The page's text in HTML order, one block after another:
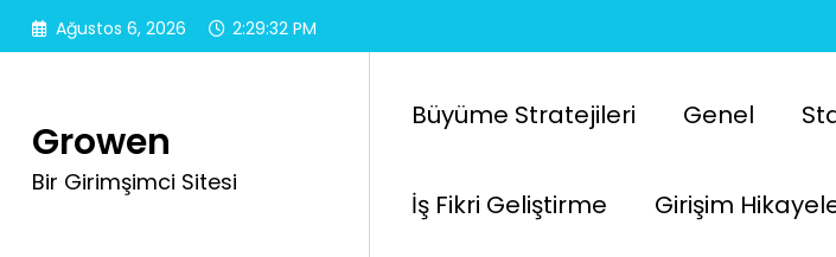
İçeriğe
atla
Ağustos 6, 2026 2:29:34 PM
Growen
Bir Girimşimci Sitesi
Büyüme Stratejileri Genel
İş Fikri Geliştirme Girişim